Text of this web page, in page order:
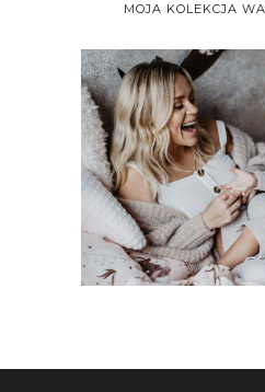
MOJA KOLEKCJA